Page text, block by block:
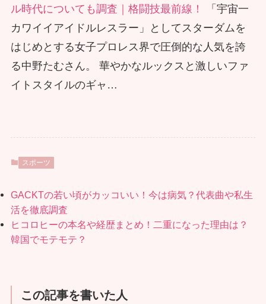
ル時代についても調査｜格闘技最前線！
「宇宙一
カワイイアイドルレスラー」としてスターダムを
はじめとする女子プロレス界で圧倒的な人気を誇
る中野たむさん。 華やかなルックスと激しいファ
イトスタイルのギャ…
スポーツ
GACKTの若い頃がカッコいい！今は病気？代表曲や私生
活を徹底調査
ヒコロヒーの本名や経歴まとめ！二重になった理由は？
韓国でモテモテ？
この記事を書いた人